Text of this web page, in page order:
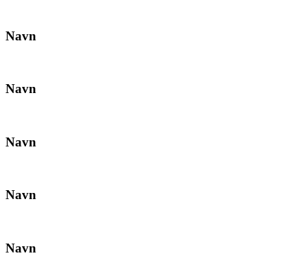
Navn
Navn
Navn
Navn
Navn